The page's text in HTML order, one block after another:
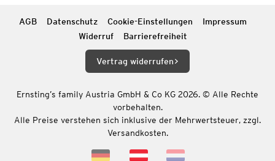
AGB Datenschutz Cookie-Einstellungen
Impressum
Widerruf
Barrierefreiheit
Vertrag widerrufen
Ernsting’s family Austria GmbH & Co KG 2026. © Alle Rechte
vorbehalten.
Alle Preise verstehen sich inklusive der Mehrwertsteuer, zzgl.
Versandkosten.